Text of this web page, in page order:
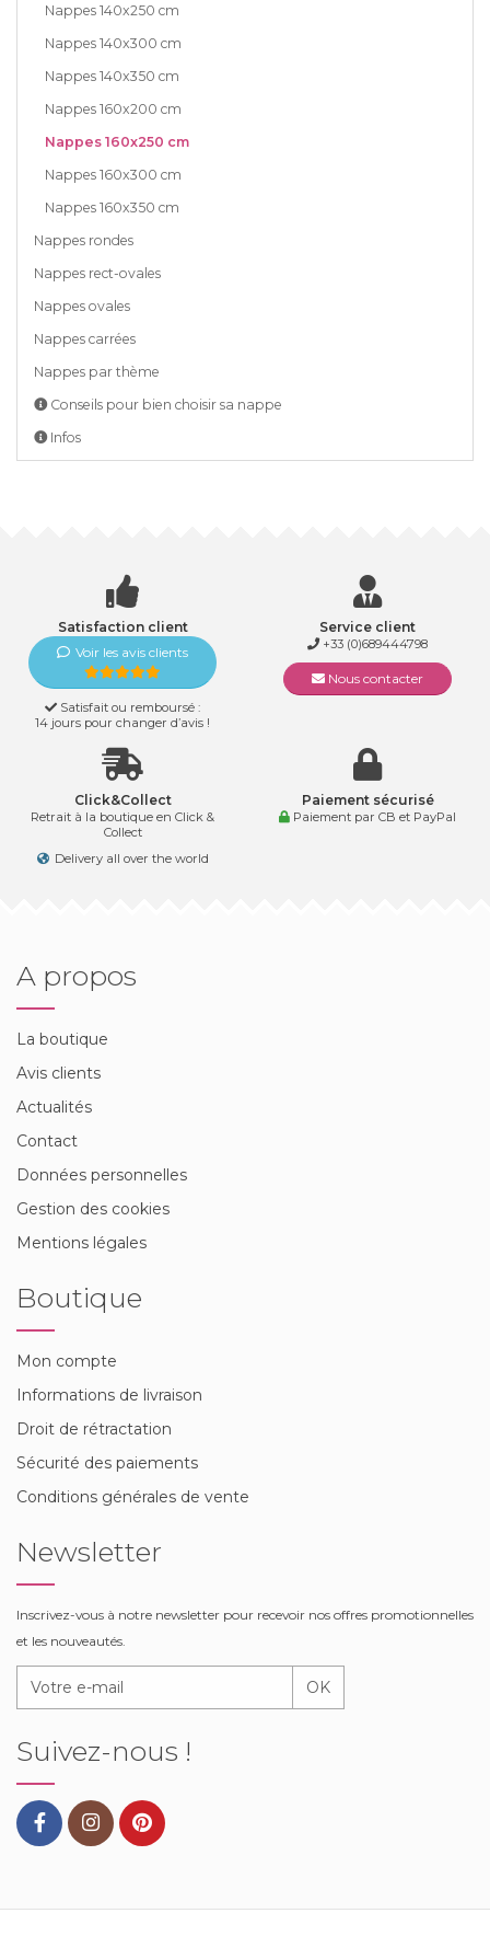
Nappes 140x250 cm
Nappes 140x300 cm
Nappes 140x350 cm
Nappes 160x200 cm
Nappes 160x250 cm
Nappes 160x300 cm
Nappes 160x350 cm
Nappes rondes
Nappes rect-ovales
Nappes ovales
Nappes carrées
Nappes par thème
Conseils pour bien choisir sa nappe
Infos
Satisfaction client
Voir les avis clients
Satisfait ou remboursé :
14 jours pour changer d’avis !
Service client
+33 (0)689444798
Nous contacter
Click&Collect
Retrait à la boutique en Click &
Collect
Delivery all over the world
Paiement sécurisé
Paiement par CB et PayPal
A propos
La boutique
Avis clients
Actualités
Contact
Données personnelles
Gestion des cookies
Mentions légales
Boutique
Mon compte
Informations de livraison
Droit de rétractation
Sécurité des paiements
Conditions générales de vente
Newsletter
Inscrivez-vous à notre newsletter pour recevoir nos offres promotionnelles
et les nouveautés.
OK
Suivez-nous !